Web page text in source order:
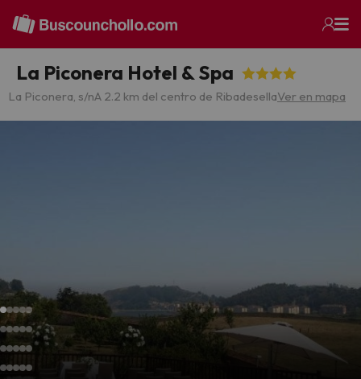
La Piconera Hotel & Spa
La Piconera, s/nA 2.2 km del centro de RibadesellaVer en mapa